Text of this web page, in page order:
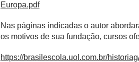
Europa.pdf
Nas páginas indicadas o autor
os motivos de sua fundação, cursos
https://brasilescola.uol.com.br/